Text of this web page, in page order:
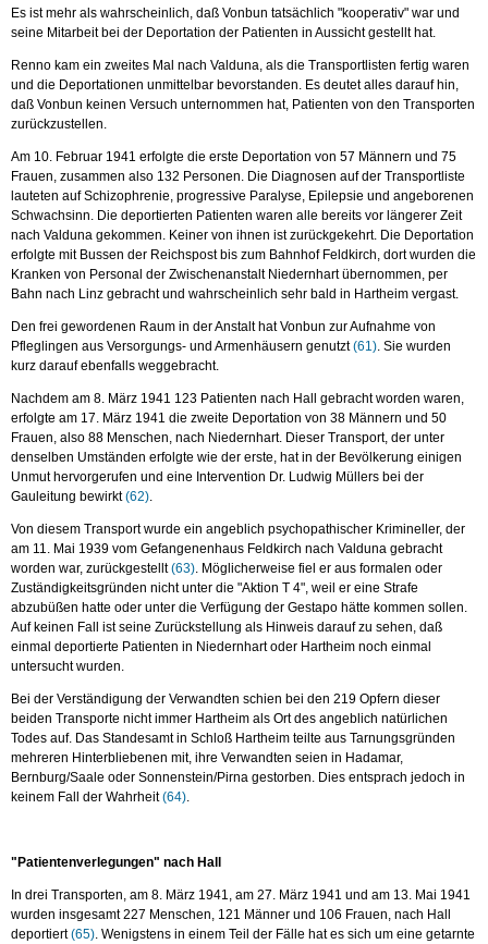
Es ist mehr als wahrscheinlich, daß Vonbun tatsächlich "kooperativ" war und
seine Mitarbeit bei der Deportation der Patienten in Aussicht gestellt hat.
Renno kam ein zweites Mal nach Valduna, als die Transportlisten fertig waren
und die Deportationen unmittelbar bevorstanden. Es deutet alles darauf hin,
daß Vonbun keinen Versuch unternommen hat, Patienten von den Transporten
zurückzustellen.
Am 10. Februar 1941 erfolgte die erste Deportation von 57 Männern und 75
Frauen, zusammen also 132 Personen. Die Diagnosen auf der Transportliste
lauteten auf Schizophrenie, progressive Paralyse, Epilepsie und angeborenen
Schwachsinn. Die deportierten Patienten waren alle bereits vor längerer Zeit
nach Valduna gekommen. Keiner von ihnen ist zurückgekehrt. Die Deportation
erfolgte mit Bussen der Reichspost bis zum Bahnhof Feldkirch, dort wurden die
Kranken von Personal der Zwischenanstalt Niedernhart übernommen, per
Bahn nach Linz gebracht und wahrscheinlich sehr bald in Hartheim vergast.
Den frei gewordenen Raum in der Anstalt hat Vonbun zur Aufnahme von
Pfleglingen aus Versorgungs- und Armenhäusern genutzt(61). Sie wurden
kurz darauf ebenfalls weggebracht.
Nachdem am 8. März 1941 123 Patienten nach Hall gebracht worden waren,
erfolgte am 17. März 1941 die zweite Deportation von 38 Männern und 50
Frauen, also 88 Menschen, nach Niedernhart. Dieser Transport, der unter
denselben Umständen erfolgte wie der erste, hat in der Bevölkerung einigen
Unmut hervorgerufen und eine Intervention Dr. Ludwig Müllers bei der
Gauleitung bewirkt(62).
Von diesem Transport wurde ein angeblich psychopathischer Krimineller, der
am 11. Mai 1939 vom Gefangenenhaus Feldkirch nach Valduna gebracht
worden war, zurückgestellt(63). Möglicherweise fiel er aus formalen oder
Zuständigkeitsgründen nicht unter die "Aktion T 4", weil er eine Strafe
abzubüßen hatte oder unter die Verfügung der Gestapo hätte kommen sollen.
Auf keinen Fall ist seine Zurückstellung als Hinweis darauf zu sehen, daß
einmal deportierte Patienten in Niedernhart oder Hartheim noch einmal
untersucht wurden.
Bei der Verständigung der Verwandten schien bei den 219 Opfern dieser
beiden Transporte nicht immer Hartheim als Ort des angeblich natürlichen
Todes auf. Das Standesamt in Schloß Hartheim teilte aus Tarnungsgründen
mehreren Hinterbliebenen mit, ihre Verwandten seien in Hadamar,
Bernburg/Saale oder Sonnenstein/Pirna gestorben. Dies entsprach jedoch in
keinem Fall der Wahrheit(64).
"Patientenverlegungen" nach Hall
In drei Transporten, am 8. März 1941, am 27. März 1941 und am 13. Mai 1941
wurden insgesamt 227 Menschen, 121 Männer und 106 Frauen, nach Hall
deportiert(65). Wenigstens in einem Teil der Fälle hat es sich um eine getarnte